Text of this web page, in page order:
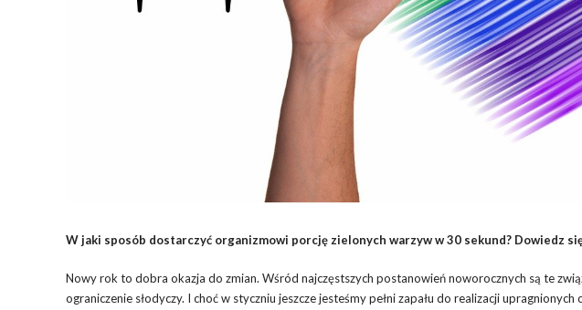
W jaki sposób dostarczyć organizmowi porcję zielonych warzyw w 30 sekund? Dowiedz
Nowy rok to dobra okazja do zmian. Wśród najczęstszych postanowień noworocznych są te
ograniczenie słodyczy. I choć w styczniu jeszcze jesteśmy pełni zapału do realizacji